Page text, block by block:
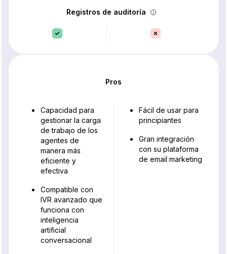
Registros de auditoría
Pros
Capacidad para
gestionar la carga
de trabajo de los
agentes de
manera más
eficiente y
efectiva
Compatible con
IVR avanzado que
funciona con
inteligencia
artificial
conversacional
Fácil de usar para
principiantes
Gran integración
con su plataforma
de email marketing